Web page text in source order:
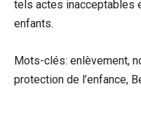
tels actes inacceptables
enfants.
Mots-clés: enlèvement,
protection de l’enfance,